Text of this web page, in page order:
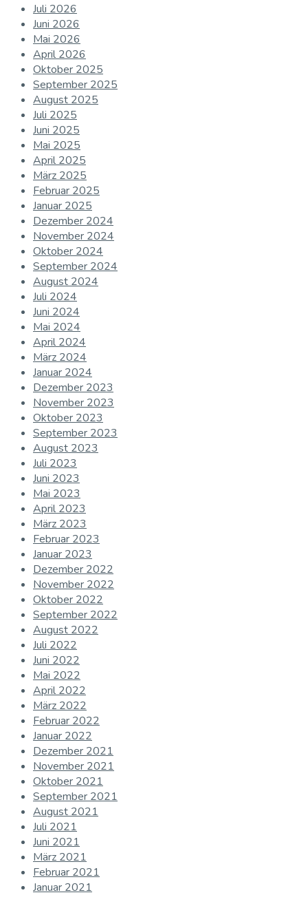
Juli 2026
Juni 2026
Mai 2026
April 2026
Oktober 2025
September 2025
August 2025
Juli 2025
Juni 2025
Mai 2025
April 2025
März 2025
Februar 2025
Januar 2025
Dezember 2024
November 2024
Oktober 2024
September 2024
August 2024
Juli 2024
Juni 2024
Mai 2024
April 2024
März 2024
Januar 2024
Dezember 2023
November 2023
Oktober 2023
September 2023
August 2023
Juli 2023
Juni 2023
Mai 2023
April 2023
März 2023
Februar 2023
Januar 2023
Dezember 2022
November 2022
Oktober 2022
September 2022
August 2022
Juli 2022
Juni 2022
Mai 2022
April 2022
März 2022
Februar 2022
Januar 2022
Dezember 2021
November 2021
Oktober 2021
September 2021
August 2021
Juli 2021
Juni 2021
März 2021
Februar 2021
Januar 2021